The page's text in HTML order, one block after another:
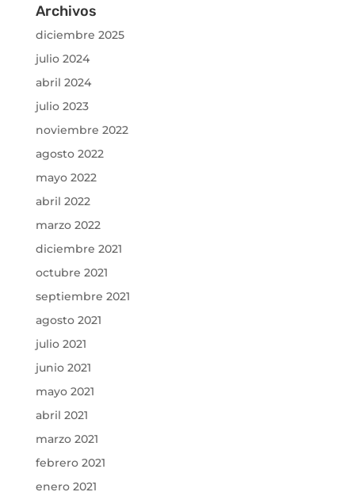
Archivos
diciembre 2025
julio 2024
abril 2024
julio 2023
noviembre 2022
agosto 2022
mayo 2022
abril 2022
marzo 2022
diciembre 2021
octubre 2021
septiembre 2021
agosto 2021
julio 2021
junio 2021
mayo 2021
abril 2021
marzo 2021
febrero 2021
enero 2021